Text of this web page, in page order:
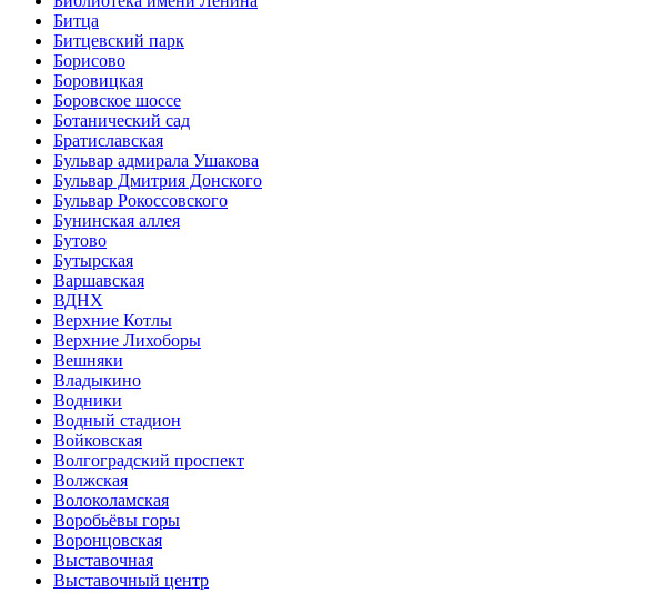
Битца
Битцевский парк
Борисово
Боровицкая
Боровское шоссе
Ботанический сад
Братиславская
Бульвар адмирала Ушакова
Бульвар Дмитрия Донского
Бульвар Рокоссовского
Бунинская аллея
Бутово
Бутырская
Варшавская
ВДНХ
Верхние Котлы
Верхние Лихоборы
Вешняки
Владыкино
Водники
Водный стадион
Войковская
Волгоградский проспект
Волжская
Волоколамская
Воробьёвы горы
Воронцовская
Выставочная
Выставочный центр